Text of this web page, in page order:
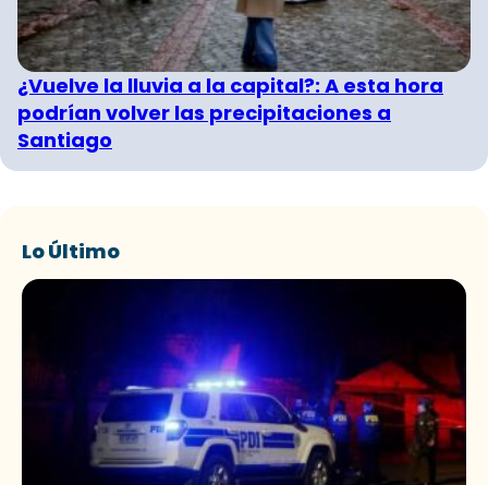
¿Vuelve la lluvia a la capital?: A esta hora
podrían volver las precipitaciones a
Santiago
Lo Último